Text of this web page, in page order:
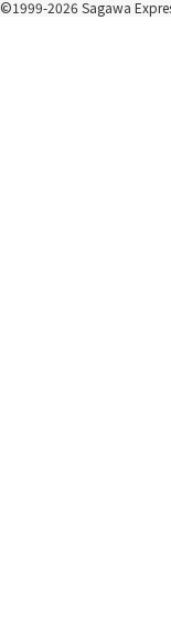
©1999-2026 Sagawa